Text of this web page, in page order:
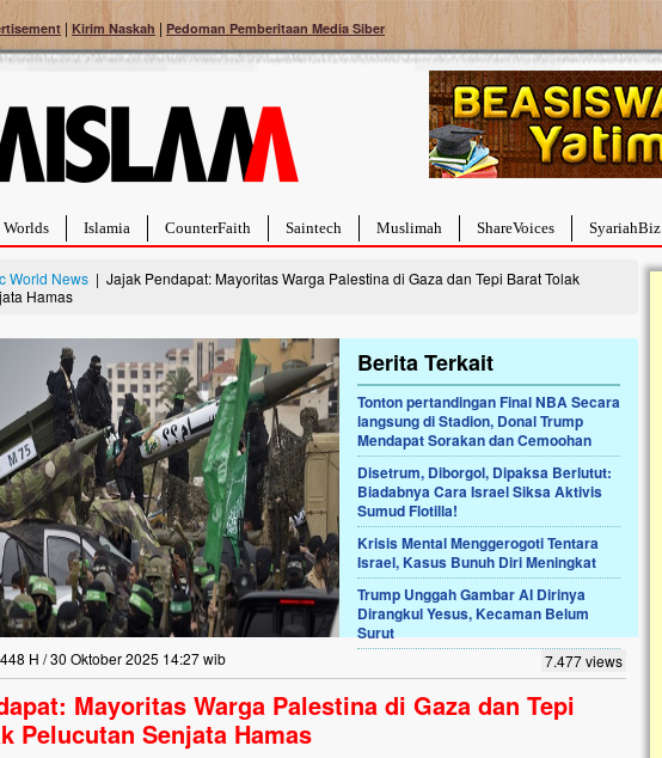
| Kirim Naskah | Pedoman Pemberitaan Media Siber
Worlds Islamia CounterFaith Saintech Muslimah ShareVoices SyariahBiz
World News | Jajak Pendapat: Mayoritas Warga Palestina di Gaza dan Tepi Barat Tolak
Hamas
Berita Terkait
Tonton pertandingan Final NBA Secara
langsung di Stadion, Donal Trump
Mendapat Sorakan dan Cemoohan
Disetrum, Diborgol, Dipaksa Berlutut:
Biadabnya Cara Israel Siksa Aktivis
Sumud Flotilla!
Krisis Mental Menggerogoti Tentara
Israel, Kasus Bunuh Diri Meningkat
Trump Unggah Gambar AI Dirinya
Dirangkul Yesus, Kecaman Belum
Surut
H / 30 Oktober 2025 14:27 wib 7.477 views
Mayoritas Warga Palestina di Gaza dan Tepi
Pelucutan Senjata Hamas
Bantu Naura, Balita Hebat Sembuh Dari
Tumor Pembuluh Darah
Hidup Naura Salsabila dipenuhi dengan
rintangan yang sangat berat. Meskipun baru
berusia sepuluh bulan, bayi yang imut ini harus
menghadapi penyakit yang dahsyat, yaitu tumor
pembuluh darah berukuran...
Lima Tahun Mangkrak, Masjid di
Pelosok ini Mengenaskan. Ayo Bantu.!!
Nasib masjid di Kampung Cilumbu ini sungguh
mengenaskan. Lima tahun mangkrak, kini nyaris
tak berbentuk masjid, dipenuhi rumput liar,
hujan....